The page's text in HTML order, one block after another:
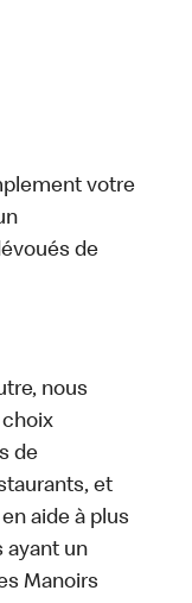
votre
de
nous
de
et
aide à plus
ayant un
Manoirs